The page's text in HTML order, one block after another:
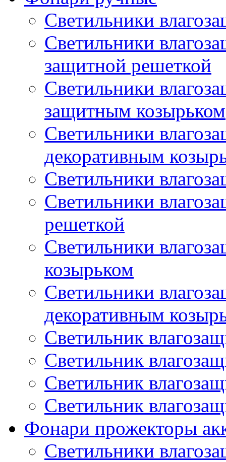
Светильники
Светильники
защитной решеткой
Светильники
защитным козырьком
Светильники
декоративным
Светильники
Светильники
решеткой
Светильники
козырьком
Светильники
декоративным
Светильник
Светильник
Светильник
Светильник
Фонари прожекторы
Светильники